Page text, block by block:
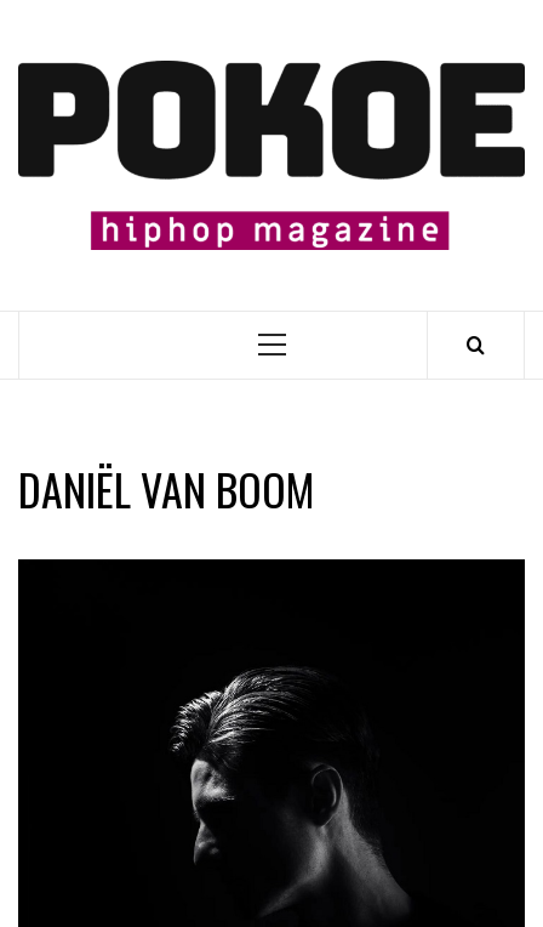
content
Primary
DANIËL VAN BOOM